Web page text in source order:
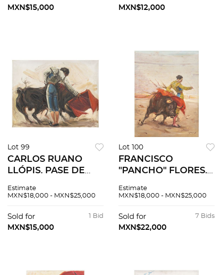
leyenda:
MXN$15,000
50 cm.
MXN$12,000
Lot 99
CARLOS RUANO
LLÓPIS. PASE DE
ESPINOSA
sobre tela. Firmado
"C Ruano Llopis". 41 x
Estimate
MXN$18,000 - MXN$25,000
1 Bid
Sold for
MXN$15,000
Lot 100
FRANCISCO
"PANCHO" FLORES.
POR LA ESPADA.
Firmado "FLORES".
81 x 60 cm.
Estimate
MXN$18,000 - MXN$25,000
7 Bids
Sold for
MXN$22,000